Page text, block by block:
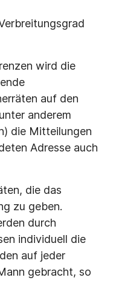
wird die
auf den
anderem
die Mitteilungen
Adresse auch
die das
zu geben.
durch
individuell die
auf jeder
gebracht, so